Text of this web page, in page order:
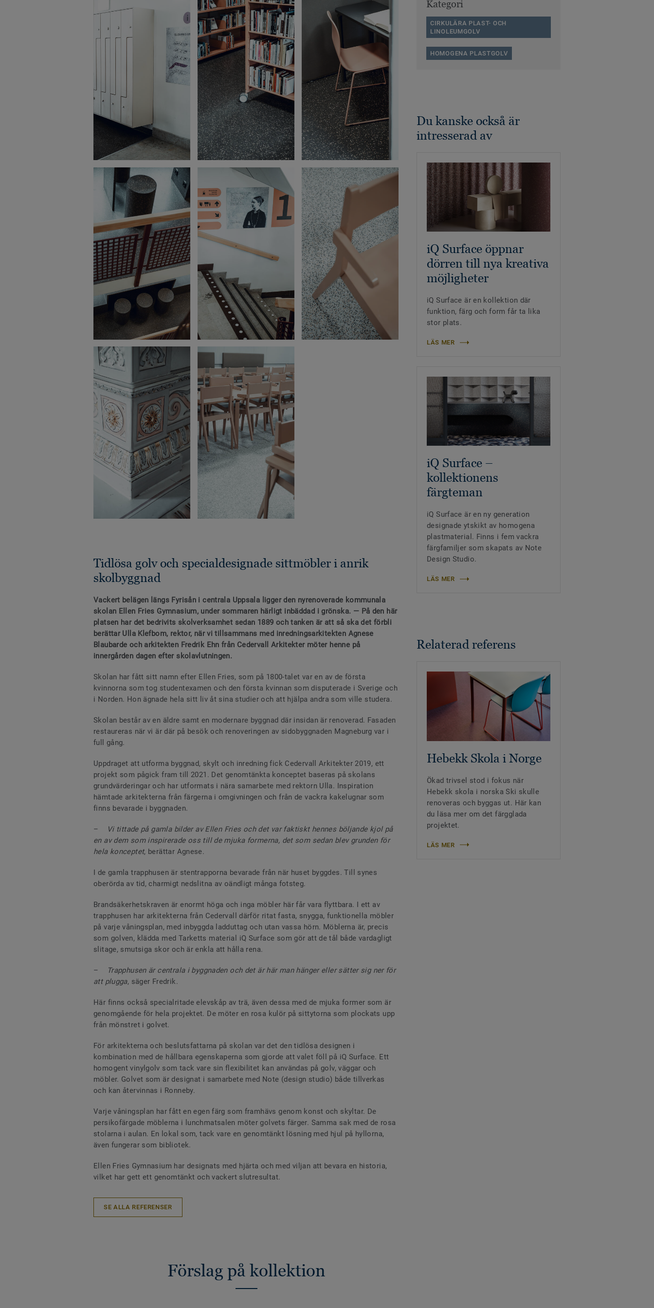
Tidlösa golv och specialdesignade sittmöbler i anrik
skolbyggnad
Vackert belägen längs Fyrisån i centrala Uppsala ligger den nyrenoverade kommunala
skolan Ellen Fries Gymnasium, under sommaren härligt inbäddad i grönska. — På den här
platsen har det bedrivits skolverksamhet sedan 1889 och tanken är att så ska det förbli
berättar Ulla Klefbom, rektor, när vi tillsammans med inredningsarkitekten Agnese
Blaubarde och arkitekten Fredrik Ehn från Cedervall Arkitekter möter henne på
innergården dagen efter skolavlutningen.
Skolan har fått sitt namn efter Ellen Fries, som på 1800-talet var en av de första
kvinnorna som tog studentexamen och den första kvinnan som disputerade i Sverige och
i Norden. Hon ägnade hela sitt liv åt sina studier och att hjälpa andra som ville studera.
Skolan består av en äldre samt en modernare byggnad där insidan är renoverad. Fasaden
restaureras när vi är där på besök och renoveringen av sidobyggnaden Magneburg var i
full gång.
Uppdraget att utforma byggnad, skylt och inredning fick Cedervall Arkitekter 2019, ett
projekt som pågick fram till 2021. Det genomtänkta konceptet baseras på skolans
grundvärderingar och har utformats i nära samarbete med rektorn Ulla. Inspiration
hämtade arkitekterna från färgerna i omgivningen och från de vackra kakelugnar som
finns bevarade i byggnaden.
–
Vi tittade på gamla bilder av Ellen Fries och det var faktiskt hennes böljande kjol på
en av dem som inspirerade oss till de mjuka formerna, det som sedan blev grunden för
hela konceptet, berättar Agnese.
I de gamla trapphusen är stentrapporna bevarade från när huset byggdes. Till synes
oberörda av tid, charmigt nedslitna av oändligt många fotsteg.
Brandsäkerhetskraven är enormt höga och inga möbler här får vara flyttbara. I ett av
trapphusen har arkitekterna från Cedervall därför ritat fasta, snygga, funktionella möbler
på varje våningsplan, med inbyggda ladduttag och utan vassa hörn. Möblerna är, precis
som golven, klädda med Tarketts material iQ Surface som gör att de tål både vardagligt
slitage, smutsiga skor och är enkla att hålla rena.
–
Trapphusen är centrala i byggnaden och det är här man hänger eller sätter sig ner för
att plugga, säger Fredrik.
Här finns också specialritade elevskåp av trä, även dessa med de mjuka former som är
genomgående för hela projektet. De möter en rosa kulör på sittytorna som plockats upp
från mönstret i golvet.
För arkitekterna och beslutsfattarna på skolan var det den tidlösa designen i
kombination med de hållbara egenskaperna som gjorde att valet föll på iQ Surface. Ett
homogent vinylgolv som tack vare sin flexibilitet kan användas på golv, väggar och
möbler. Golvet som är designat i samarbete med Note (design studio) både tillverkas
och kan återvinnas i Ronneby.
Varje våningsplan har fått en egen färg som framhävs genom konst och skyltar. De
persikofärgade möblerna i lunchmatsalen möter golvets färger. Samma sak med de rosa
stolarna i aulan. En lokal som, tack vare en genomtänkt lösning med hjul på hyllorna,
även fungerar som bibliotek.
Ellen Fries Gymnasium har designats med hjärta och med viljan att bevara en historia,
vilket har gett ett genomtänkt och vackert slutresultat.
SE ALLA REFERENSER
Förslag på kollektion
Kategori
CIRKULÄRA PLAST- OCH
LINOLEUMGOLV
HOMOGENA PLASTGOLV
Du kanske också är
intresserad av
iQ Surface öppnar
dörren till nya kreativa
möjligheter
iQ Surface är en kollektion där
funktion, färg och form får ta lika
stor plats.
LÄS MER
iQ Surface –
kollektionens
färgteman
iQ Surface är en ny generation
designade ytskikt av homogena
plastmaterial. Finns i fem vackra
färgfamiljer som skapats av Note
Design Studio.
LÄS MER
Relaterad referens
Hebekk Skola i Norge
Ökad trivsel stod i fokus när
Hebekk skola i norska Ski skulle
renoveras och byggas ut. Här kan
du läsa mer om det färgglada
projektet.
LÄS MER